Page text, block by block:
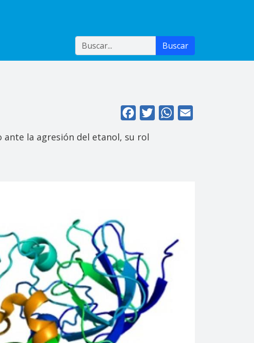
Buscar Buscar
FacebookTwitterWhatsApp
la agresión del etanol, su rol